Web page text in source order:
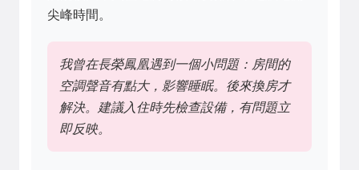
尖峰時間。
我曾在長榮鳳凰遇到一個小問題：房間的
空調聲音有點大，影響睡眠。後來換房才
解決。建議入住時先檢查設備，有問題立
即反映。